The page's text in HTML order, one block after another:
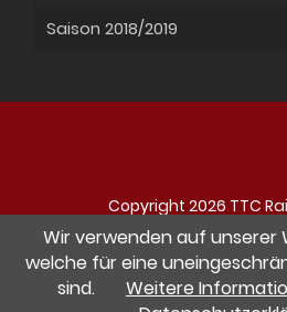
Saison 2018/2019
Copyright 2026 TTC
Navigation
überspringen
Impressum
Wir verwenden auf unserer
welche für eine
sind.
Weitere